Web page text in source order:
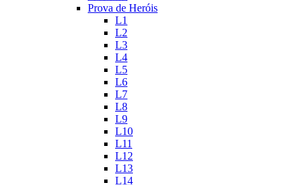
Prova de Heróis
L1
L2
L3
L4
L5
L6
L7
L8
L9
L10
L11
L12
L13
L14